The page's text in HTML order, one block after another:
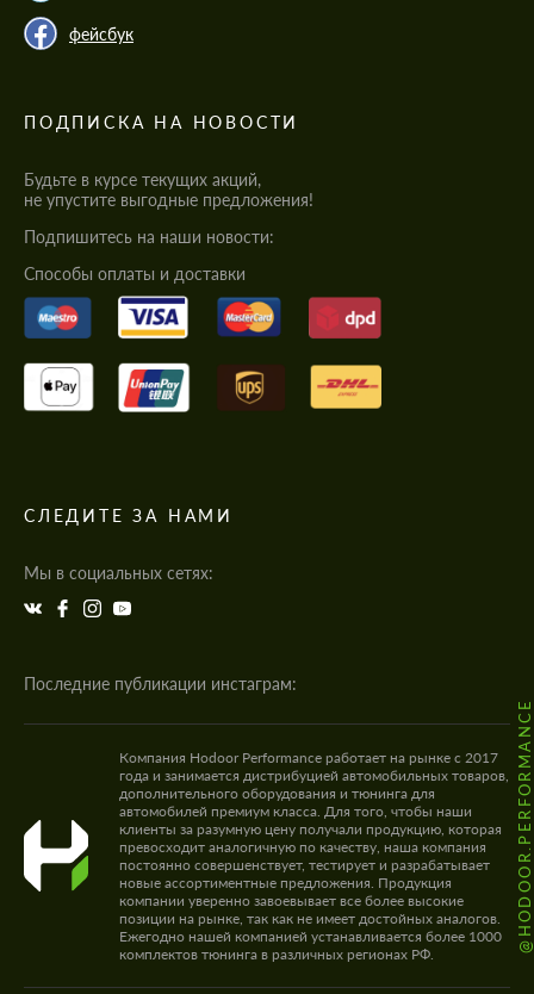
фейсбук
ПОДПИСКА НА НОВОСТИ
Будьте в курсе текущих акций,
не упустите выгодные предложения!
Подпишитесь на наши новости:
Cпособы оплаты и доставки
СЛЕДИТЕ ЗА НАМИ
Мы в социальных сетях:
Последние публикации инстаграм:
@HODOOR.PERFORMANCE
Компания Hodoor Performance работает на рынке с 2017
года и занимается дистрибуцией автомобильных товаров,
дополнительного оборудования и тюнинга для
автомобилей премиум класса. Для того, чтобы наши
клиенты за разумную цену получали продукцию, которая
превосходит аналогичную по качеству, наша компания
постоянно совершенствует, тестирует и разрабатывает
новые ассортиментные предложения. Продукция
компании уверенно завоевывает все более высокие
позиции на рынке, так как не имеет достойных аналогов.
Ежегодно нашей компанией устанавливается более 1000
комплектов тюнинга в различных регионах РФ.